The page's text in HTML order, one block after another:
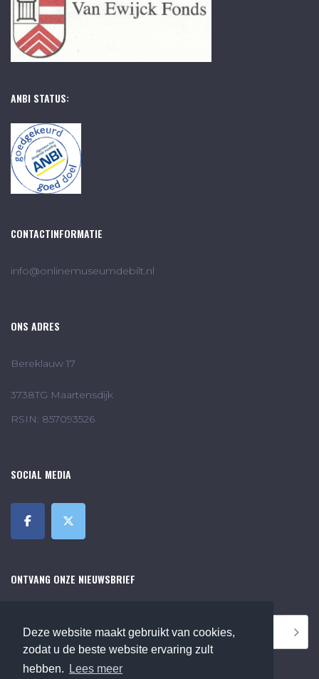
Deze website maakt gebruikt van cookies,
zodat u de beste website ervaring zult
hebben.
Lees meer
ANBI STATUS:
CONTACTINFORMATIE
info@onlinemuseumdebilt.nl
ONS ADRES
Bereklauw 17
3738TG Maartensdijk
RSIN: 857093526
SOCIAL MEDIA
ONTVANG ONZE NIEUWSBRIEF